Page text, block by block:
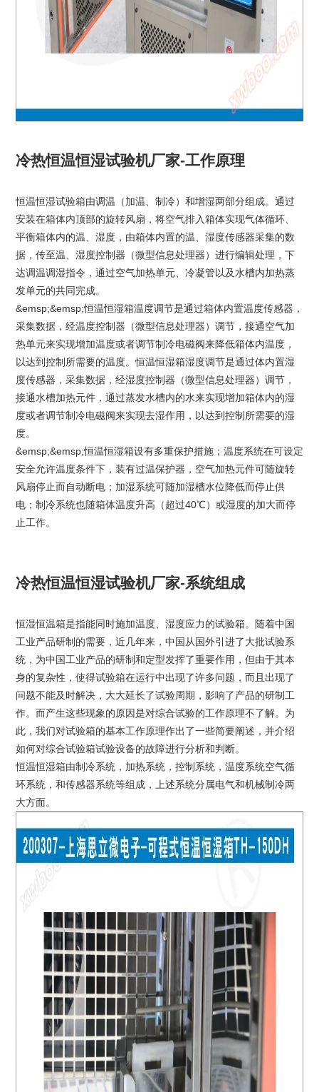
冷热恒温恒湿试验机厂家-工作原理
恒温恒湿试验箱由调温（加温、制冷）和增湿两部分组成。通过
安装在箱体内顶部的旋转风扇，将空气排入箱体实现气体循环、
平衡箱体内的温、湿度，由箱体内置的温、湿度传感器采集的数
据，传至温、湿度控制器（微型信息处理器）进行编辑处理，下
达调温调湿指令，通过空气加热单元、冷凝管以及水槽内加热蒸
发单元的共同完成。
&emsp;&emsp;恒温恒湿箱温度调节是通过箱体内置温度传感器，
采集数据，经温度控制器（微型信息处理器）调节，接通空气加
热单元来实现增加温度或者调节制冷电磁阀来降低箱体内温度，
以达到控制所需要的温度。恒温恒湿箱湿度调节是通过体内置湿
度传感器，采集数据，经湿度控制器（微型信息处理器）调节，
接通水槽加热元件，通过蒸发水槽内的水来实现增加箱体内的湿
度或者调节制冷电磁阀来实现去湿作用，以达到控制所需要的湿
度。
&emsp;&emsp;恒温恒湿箱设有多重保护措施；温度系统在可设定
安全允许温度条件下，装有过温保护器，空气加热元件可随旋转
风扇停止而自动断电；加湿系统可随加湿槽水位降低而停止供
电；制冷系统也随箱体温度升高（超过40℃）或湿度的加大而停
止工作。
冷热恒温恒湿试验机厂家-系统组成
恒湿恒温箱是指能同时施加温度、湿度应力的试验箱。随着中国
工业产品研制的需要，近几年来，中国从国外引进了大批试验系
统，为中国工业产品的研制和定型发挥了重要作用，但由于其本
身的复杂性，使得试验箱在运行中出现了许多问题，而且出现了
问题不能及时解决，大大延长了试验周期，影响了产品的研制工
作。而产生这些现象的原因是对综合试验的工作原理不了解。为
此，我们对试验箱的基本工作原理作出了一些简要阐述，并介绍
如何对综合试验箱试验设备的故障进行分析和判断。
恒温恒湿箱由制冷系统，加热系统，控制系统，温度系统空气循
环系统，和传感器系统等组成，上述系统分属电气和机械制冷两
大方面。